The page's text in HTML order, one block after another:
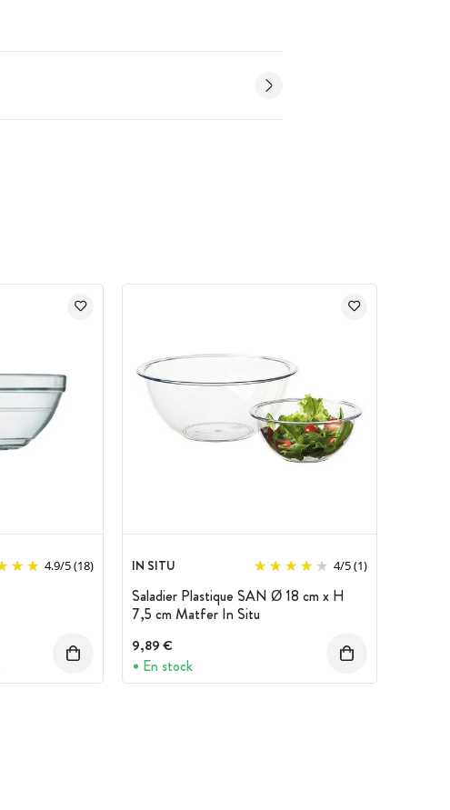
4.9/5(18) IN SITU 4/5(1)
Saladier Plastique SAN Ø 18 cm x H
7,5 cm Matfer In Situ
9,89 €
En stock